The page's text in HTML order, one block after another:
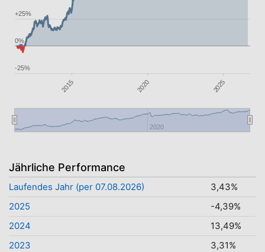
2015 2020 2025
2020
-25%
0%
+25%
Jährliche Performance
Laufendes Jahr (per 07.08.2026)
3,43%
2025
-4,39%
2024
13,49%
2023
3,31%